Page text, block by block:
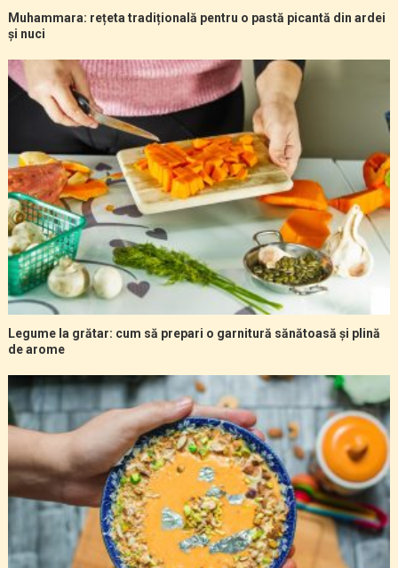
Muhammara: rețeta tradițională pentru o pastă picantă din ardei
și nuci
Legume la grătar: cum să prepari o garnitură sănătoasă și plină
de arome